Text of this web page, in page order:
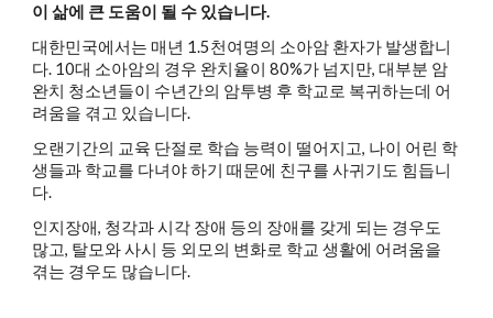
이 삶에 큰 도움이 될 수 있습니다.
대한민국에서는 매년 1.5천여명의 소아암 환자가 발생합니
다. 10대 소아암의 경우 완치율이 80%가 넘지만, 대부분 암
완치 청소년들이 수년간의 암투병 후 학교로 복귀하는데 어
려움을 겪고 있습니다.
오랜기간의 교육 단절로 학습 능력이 떨어지고, 나이 어린 학
생들과 학교를 다녀야 하기 때문에 친구를 사귀기도 힘듭니
다.
인지장애, 청각과 시각 장애 등의 장애를 갖게 되는 경우도
많고, 탈모와 사시 등 외모의 변화로 학교 생활에 어려움을
겪는 경우도 많습니다.